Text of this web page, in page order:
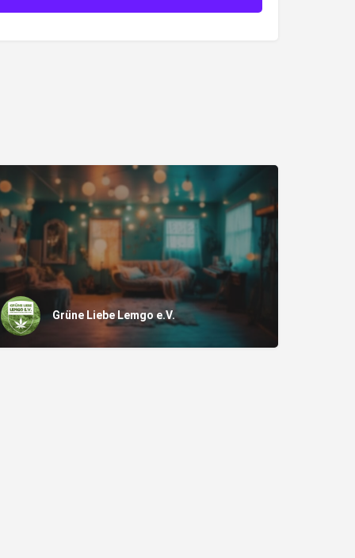
Grüne Liebe Lemgo e.V.